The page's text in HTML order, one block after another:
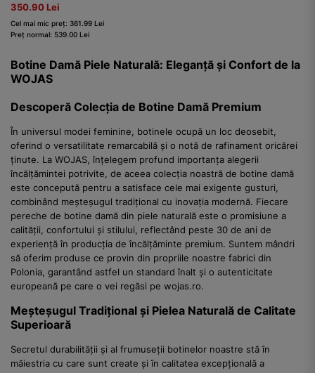
350.90 Lei
Cel mai mic preț: 361.99 Lei
Preț normal: 539.00 Lei
Botine Damă Piele Naturală: Eleganță și Confort de la
WOJAS
Descoperă Colecția de Botine Damă Premium
În universul modei feminine, botinele ocupă un loc deosebit,
oferind o versatilitate remarcabilă și o notă de rafinament oricărei
ținute. La WOJAS, înțelegem profund importanța alegerii
încălțămintei potrivite, de aceea colecția noastră de botine damă
este concepută pentru a satisface cele mai exigente gusturi,
combinând meșteșugul tradițional cu inovația modernă. Fiecare
pereche de botine damă din piele naturală este o promisiune a
calității, confortului și stilului, reflectând peste 30 de ani de
experiență în producția de încălțăminte premium. Suntem mândri
să oferim produse ce provin din propriile noastre fabrici din
Polonia, garantând astfel un standard înalt și o autenticitate
europeană pe care o vei regăsi pe wojas.ro.
Meșteșugul Tradițional și Pielea Naturală de Calitate
Superioară
Secretul durabilității și al frumuseții botinelor noastre stă în
măiestria cu care sunt create și în calitatea excepțională a